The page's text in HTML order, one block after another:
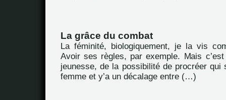
La grâce du combat
La féminité, biologiquement, je la vis
Avoir ses règles, par exemple. Mais
jeunesse, de la possibilité de procréer qui
femme et y’a un décalage entre (…)